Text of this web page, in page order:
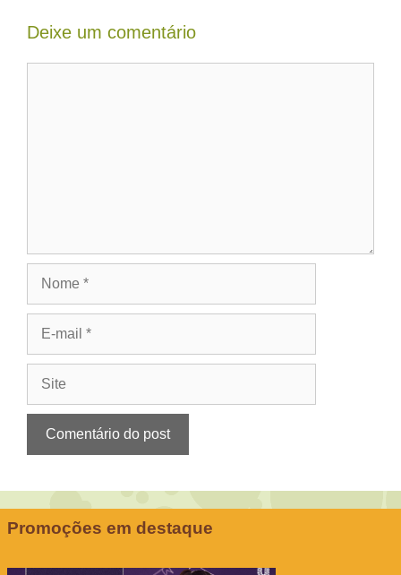
Deixe um comentário
Promoções em destaque